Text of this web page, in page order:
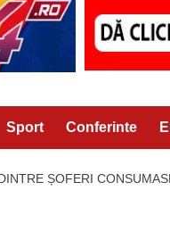
Sport Conferinte
ȘOFERI